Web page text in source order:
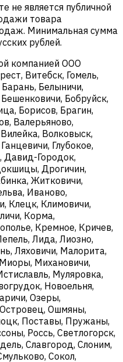
не является публичной
товара
Минимальная сумма
рублей.
компанией ООО
Витебск, Гомель,
Белыничи,
Бобруйск,
Борисов, Брагин,
Валерьяново,
Волковыск,
Глубокое,
Давид-Городок,
Дрогичин,
Житковичи,
Иваново,
Клецк, Климовичи,
Корма,
Кремное, Кричев,
Лида, Лиозно,
Ляховичи, Малорита,
Михановичи,
Муляровка,
Новоельня,
Озеры,
Ошмяны,
Поставы, Пружаны,
Россь, Светлогорск,
Славгород, Слоним,
Сокол,